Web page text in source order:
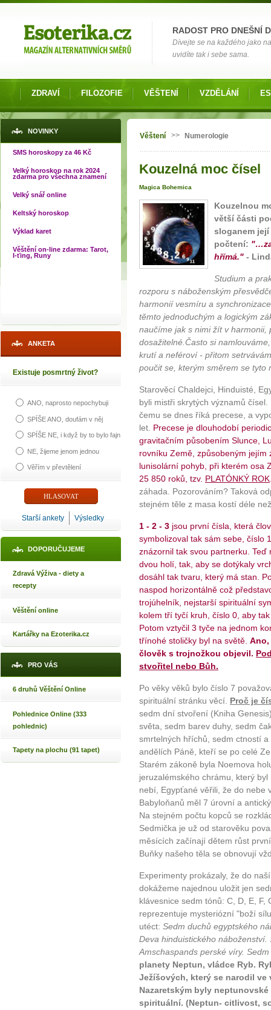
RADOST PRO DNEŠNÍ
Dívejte se na každého jako
uvidíte tak i sebe sama.
ZDRAVÍ FILOZOFIE VĚŠTENÍ VZDĚLÁNÍ
NOVINKY
SMS horoskopy za 46 Kč
Velký horoskop na rok 2024
zdarma pro všechna znamení
Velký snář online
Keltský horoskop
Výklad karet
Věštění on-line zdarma: Tarot,
I-ťing, Runy
ANKETA
Existuje posmrtný život?
ANO, naprosto nepochybuji
SPÍŠE ANO, doufám v něj
SPÍŠE NE, i když by to bylo fajn
NE, žijeme jenom jednou
Věřím v převtělení
Starší ankety Výsledky
DOPORUČUJEME
Zdravá Výživa - diety a
recepty
Věštění online
Kartářky na Ezoterika.cz
PRO VÁS
6 druhů Věštění Online
Pohlednice Online (333
pohlednic)
Tapety na plochu (91 tapet)
Jste zde
Věštení >> Numerologie
Kouzelná moc čísel
Magica Bohemica
Kouzelnou
větší části
sloganem
počtení:
hřímá." -
Studium a
rozporu s náboženským
harmonií vesmíru a
těmto jednoduchým a logickým
naučíme jak s nimi žít v
dosažitelné.Často si
krutí a neféroví - přitom
poučit se, kterým směrem se tyto
Starověcí Chaldejci, Hinduisté,
byli mistři skrytých významů
čemu se dnes říká precese, a
let. Precese je dlouhodobí
gravitačním působením Slunce,
rovníku Země, způsobeným
lunisolární pohyb, při kterém osa
25 850 roků, tzv. PLATÓNKÝ ROK
záhada. Pozorováním? Taková
stejném těle z masa kostí déle
1 - 2 - 3 jsou první čísla, která
symbolizoval tak sám sebe, číslo
znázornil tak svou partnerku.
dvou holí, tak, aby se dotýkaly
dosáhl tak tvaru, který má stan.
naspod horizontálně což
trojúhelník, nejstarší spirituální
kolem tří tyčí kruh, číslo 0, aby
Potom vztyčil 3 tyče na jednom
třínohé stoličky byl na světě.
člověk s trojnožkou objevil.
stvořitel nebo Bůh.
Po věky věků bylo číslo 7
spirituální stránku věcí. Proč je
sedm dní stvoření (Kniha
světa, sedm barev duhy, sedm
smrtelných hříchů, sedm ctností
andělích Páně, kteří se po celé
Starém zákoně byla Noemova
jeruzalémského chrámu, který
nebí, Egypťané věřili, že do nebe
Babyloňanů měl 7 úrovní a
Na stejném počtu kopců se
Sedmička je už od starověku
měsících začínají dětem růst
Buňky našeho těla se obnovují
Experimenty prokázaly, že do
dokážeme najednou uložit jen
klávesnice sedm tónů: C, D, E,
reprezentuje mysteriózní "boží
utéct: Sedm duchů egyptského
Deva hinduistického
Amschaspands perské víry.
planety Neptun, vládce Ryb.
Ježíšových, který se narodil ve
Nazaretským byly
spirituální. (Neptun- citlivost,